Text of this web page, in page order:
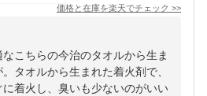
価格と在庫を楽天でチェック >>
こちらの今治のタオルから生ま
タオルから生まれた着火剤で、
着火し、臭いも少ないのがいい